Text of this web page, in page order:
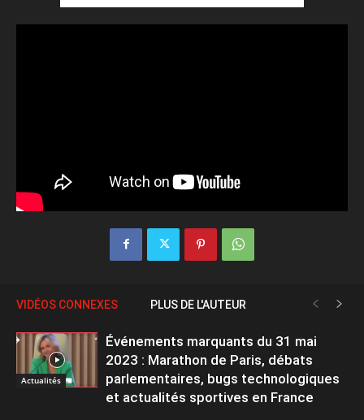
VIDÉOS CONNEXES PLUS DE L'AUTEUR
Actualités
Événements marquants du 31 mai
2023 : Marathon de Paris, débats
parlementaires, bugs technologiques
et actualités sportives en France